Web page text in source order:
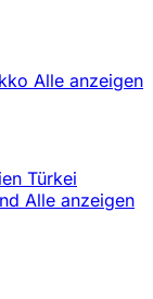
Alle anzeigen
Türkei
Alle anzeigen